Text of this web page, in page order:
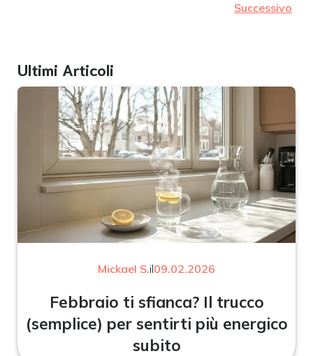
Successivo
Ultimi Articoli
Mickael S.il09.02.2026
Febbraio ti sfianca? Il trucco
(semplice) per sentirti più energico
subito